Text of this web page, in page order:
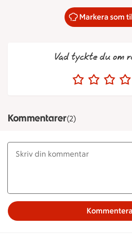
Markera som
Vad tyckte du om
Kommentarer(2)
Kommentera